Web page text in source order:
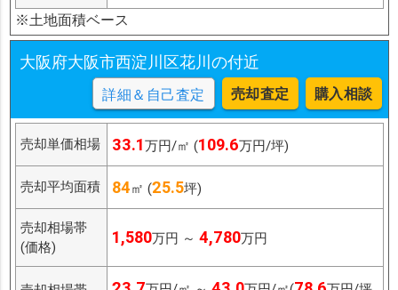
※土地面積ベース
大阪府大阪市西淀川区花川の付近
詳細＆自己査定 売却査定 購入相談
売却単価相場 33.1万円/㎡ (109.6万円/坪)
売却平均面積 84㎡ (25.5坪)
売却相場帯
(価格)
1,580万円 ～ 4,780万円